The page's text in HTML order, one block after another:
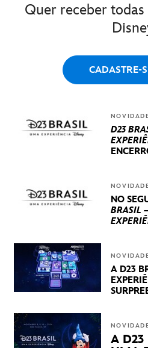
Quer receber todas
CADASTRE-
D23
NO
BRASIL
DOS
A D23
NO
A D23